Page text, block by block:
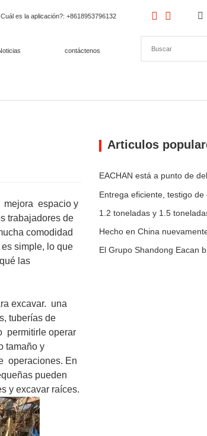
contáctenos
es la aplicación?: +8618953796132
mejora espacio y
trabajadores de
comodidad
simple, lo que
las
excavar. una
tuberías de
permitirle operar
tamaño y
operaciones. En
pueden
y excavar raíces.
Articulos